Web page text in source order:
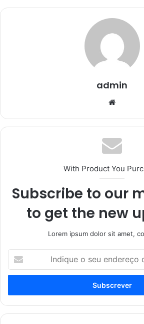
admin
With Product You
Subscribe to our
to get the new
Lorem ipsum dolor sit amet,
seu
de
email